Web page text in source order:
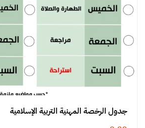
جدول الرخصة المهنية التربية الإسلامية